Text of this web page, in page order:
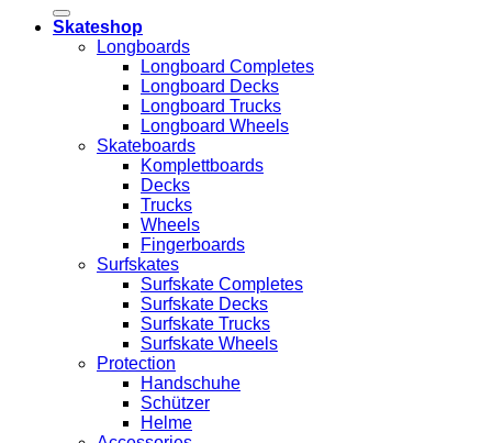
Skateshop
Longboards
Longboard Completes
Longboard Decks
Longboard Trucks
Longboard Wheels
Skateboards
Komplettboards
Decks
Trucks
Wheels
Fingerboards
Surfskates
Surfskate Completes
Surfskate Decks
Surfskate Trucks
Surfskate Wheels
Protection
Handschuhe
Schützer
Helme